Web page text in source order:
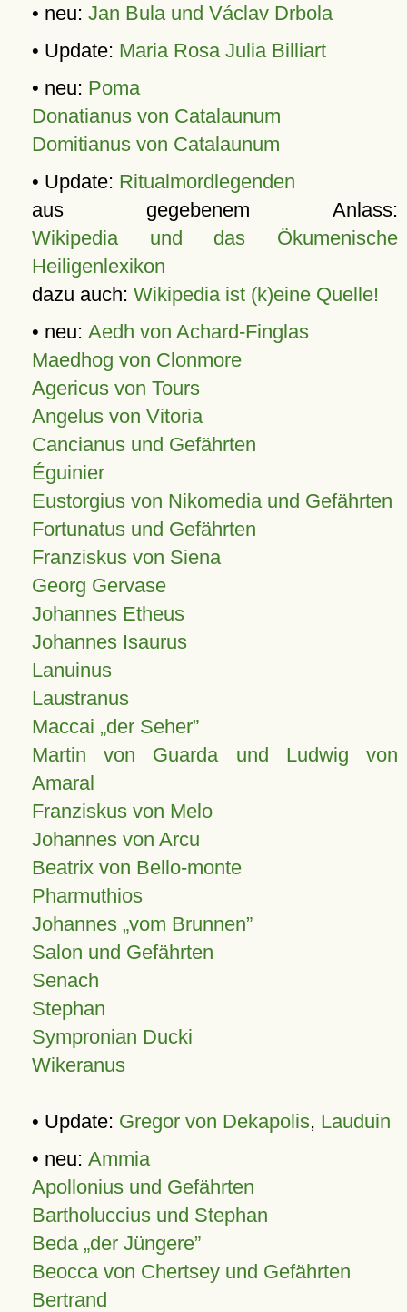
• neu: Jan Bula und Václav Drbola
• Update: Maria Rosa Julia Billiart
• neu: Poma
Donatianus von Catalaunum
Domitianus von Catalaunum
• Update: Ritualmordlegenden
aus gegebenem Anlass:
Wikipedia und das Ökumenische
Heiligenlexikon
dazu auch: Wikipedia ist (k)eine Quelle!
• neu: Aedh von Achard-Finglas
Maedhog von Clonmore
Agericus von Tours
Angelus von Vitoria
Cancianus und Gefährten
Éguinier
Eustorgius von Nikomedia und Gefährten
Fortunatus und Gefährten
Franziskus von Siena
Georg Gervase
Johannes Etheus
Johannes Isaurus
Lanuinus
Laustranus
Maccai „der Seher”
Martin von Guarda und Ludwig von
Amaral
Franziskus von Melo
Johannes von Arcu
Beatrix von Bello-monte
Pharmuthios
Johannes vom Brunnen
Salon und Gefährten
Senach
Stephan
Sympronian Ducki
Wikeranus
• Update: Gregor von Dekapolis, Lauduin
• neu: Ammia
Apollonius und Gefährten
Bartholuccius und Stephan
Beda „der Jüngere”
Beocca von Chertsey und Gefährten
Bertrand